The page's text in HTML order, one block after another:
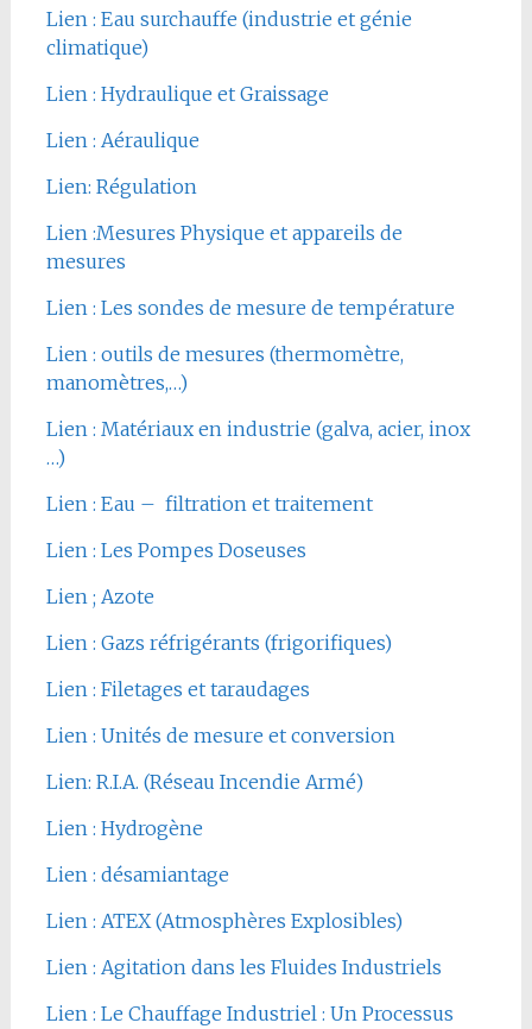
Lien : Eau surchauffe (industrie et génie
climatique)
Lien : Hydraulique et Graissage
Lien : Aéraulique
Lien: Régulation
Lien :Mesures Physique et appareils de
mesures
Lien : Les sondes de mesure de température
Lien : outils de mesures (thermomètre,
manomètres,…)
Lien : Matériaux en industrie (galva, acier, inox
…)
Lien : Eau – filtration et traitement
Lien : Les Pompes Doseuses
Lien ; Azote
Lien : Gazs réfrigérants (frigorifiques)
Lien : Filetages et taraudages
Lien : Unités de mesure et conversion
Lien: R.I.A. (Réseau Incendie Armé)
Lien : Hydrogène
Lien : désamiantage
Lien : ATEX (Atmosphères Explosibles)
Lien : Agitation dans les Fluides Industriels
Lien : Le Chauffage Industriel : Un Processus